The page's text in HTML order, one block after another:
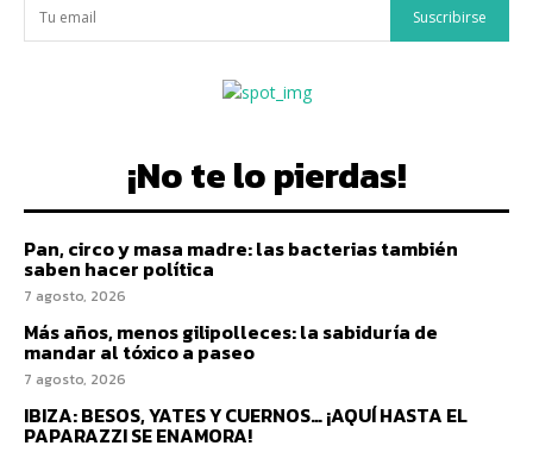
Suscribirse
¡No te lo pierdas!
Pan, circo y masa madre: las bacterias también
saben hacer política
7 agosto, 2026
Más años, menos gilipolleces: la sabiduría de
mandar al tóxico a paseo
7 agosto, 2026
IBIZA: BESOS, YATES Y CUERNOS… ¡AQUÍ HASTA EL
PAPARAZZI SE ENAMORA!